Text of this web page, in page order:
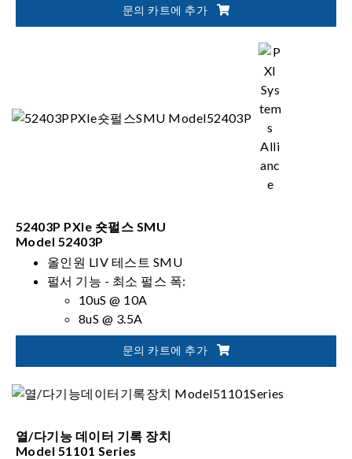
문의 카트에 추가
52403P PXIe 숏펄스 SMU
Model 52403P
올인원 LIV 테스트 SMU
펄서 기능 - 최소 펄스 폭:
10uS @ 10A
8uS @ 3.5A
5uS @ 1A/250mA
최대 3uH 인덕턴스 - 테스트 리드와 DUT 사이의 간
SMU 기능 ± 25V, DC 3.5A
문의 카트에 추가
열/다기능 데이터 기록 장치
Model 51101 Series